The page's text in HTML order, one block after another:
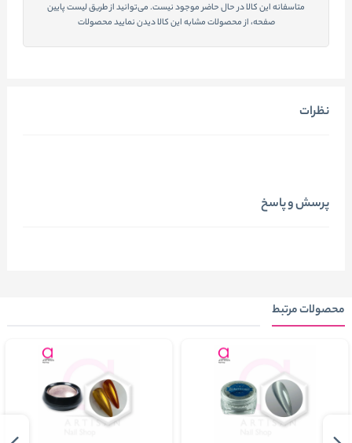
متاسفانه این کالا در حال حاضر موجود نیست. می‌توانید از طریق لیست پایین
صفحه، از محصولات مشابه این کالا دیدن نمایید محصولات
نظرات
پرسش و پاسخ
محصولات مرتبط